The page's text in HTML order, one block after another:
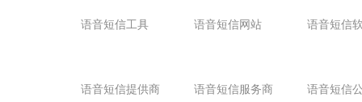
语音短信工具 语音短信网站 语音短信
语音短信提供商 语音短信服务商 语音短信